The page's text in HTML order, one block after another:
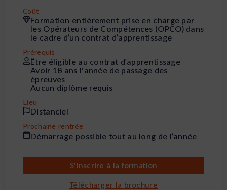
Coût
Formation entièrement prise en charge par
les Opérateurs de Compétences (OPCO) dans
le cadre d’un contrat d’apprentissage
Prérequis
Être éligible au contrat d’apprentissage
Avoir 18 ans l'année de passage des
épreuves
Aucun diplôme requis
Lieu
Distanciel
Prochaine rentrée
Démarrage possible tout au long de l’année
S'inscrire à la formation
Télécharger la brochure